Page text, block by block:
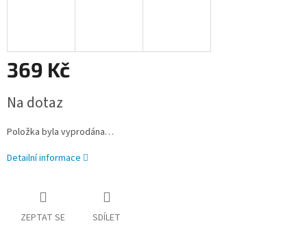
369 Kč
cena:
Na dotaz
Položka byla vyprodána…
Detailní informace
ZEPTAT SE SDÍLET